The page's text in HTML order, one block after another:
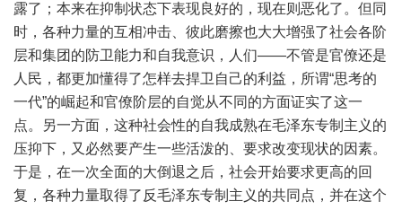
露了；本来在抑制状态下表现良好的，现在则恶化了。但同
时，各种力量的互相冲击、彼此磨擦也大大增强了社会各阶
层和集团的防卫能力和自我意识，人们——不管是官僚还是
人民，都更加懂得了怎样去捍卫自己的利益，所谓“思考的
一代”的崛起和官僚阶层的自觉从不同的方面证实了这一
点。另一方面，这种社会性的自我成熟在毛泽东专制主义的
压抑下，又必然要产生一些活泼的、要求改变现状的因素。
于是，在一次全面的大倒退之后，社会开始要求更高的回
复，各种力量取得了反毛泽东专制主义的共同点，并在这个